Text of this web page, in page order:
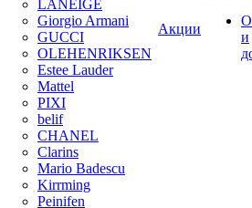
LANEIGE
Giorgio Armani
GUCCI
OLEHENRIKSEN
Estee Lauder
Mattel
PIXI
belif
CHANEL
Clarins
Mario Badescu
Kirrming
Peinifen
Акции
и